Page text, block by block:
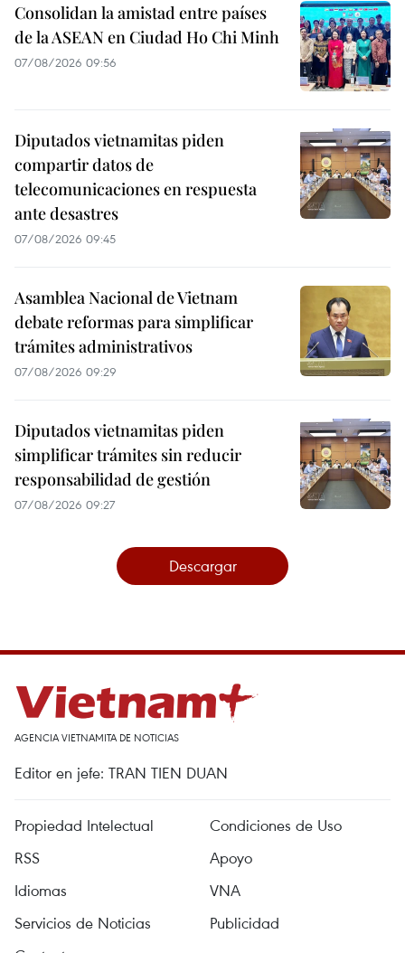
Consolidan la amistad entre países
de la ASEAN en Ciudad Ho Chi Minh
07/08/2026 09:56
Diputados vietnamitas piden
compartir datos de
telecomunicaciones en respuesta
ante desastres
07/08/2026 09:45
Asamblea Nacional de Vietnam
debate reformas para simplificar
trámites administrativos
07/08/2026 09:29
Diputados vietnamitas piden
simplificar trámites sin reducir
responsabilidad de gestión
07/08/2026 09:27
Descargar
AGENCIA VIETNAMITA DE NOTICIAS
Editor en jefe: TRAN TIEN DUAN
Propiedad Intelectual
Condiciones de Uso
RSS
Apoyo
Idiomas
VNA
Servicios de Noticias
Publicidad